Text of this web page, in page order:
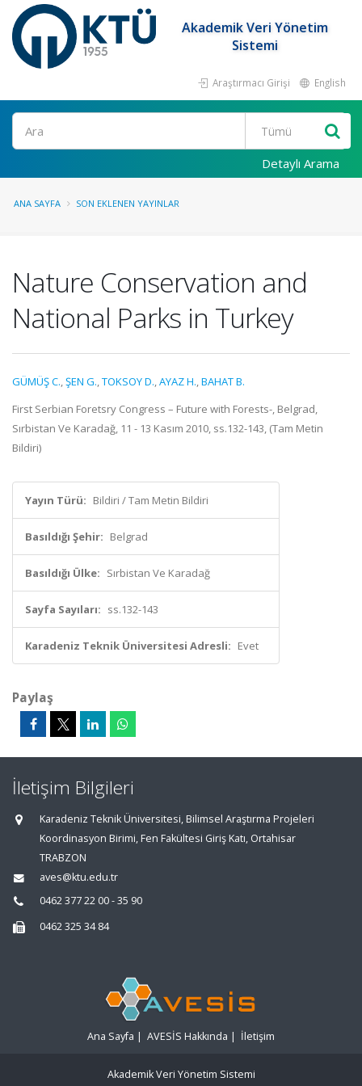
Akademik Veri Yönetim
Sistemi
Araştırmacı Girişi English
Ara
Detaylı Arama
ANA SAYFA SON EKLENEN YAYINLAR
Nature Conservation and
National Parks in Turkey
GÜMÜŞ C.,ŞEN G.,TOKSOY D.,AYAZ H.,BAHAT B.
First Serbian Foretsry Congress – Future with Forests-, Belgrad,
Sırbistan Ve Karadağ, 11 - 13 Kasım 2010, ss.132-143, (Tam Metin
Bildiri)
Yayın Türü: Bildiri / Tam Metin Bildiri
Basıldığı Şehir: Belgrad
Basıldığı Ülke: Sırbistan Ve Karadağ
Sayfa Sayıları: ss.132-143
Karadeniz Teknik Üniversitesi Adresli: Evet
Paylaş
İletişim Bilgileri
Karadeniz Teknik Üniversitesi, Bilimsel Araştırma Projeleri
Koordinasyon Birimi, Fen Fakültesi Giriş Katı, Ortahisar
TRABZON
aves@ktu.edu.tr
0462 377 22 00 - 35 90
0462 325 34 84
Ana Sayfa | AVESİS Hakkında | İletişim
Akademik Veri Yönetim Sistemi